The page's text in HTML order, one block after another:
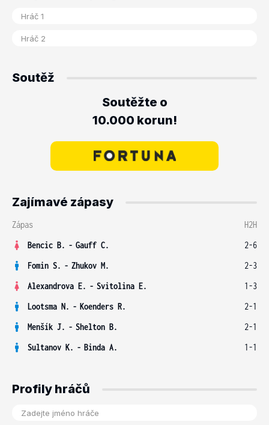
Soutěž
Soutěžte o
10.000 korun!
Zajímavé zápasy
Zápas
H2H
Bencic B. - Gauff C.
2-6
Fomin S. - Zhukov M.
2-3
Alexandrova E. - Svitolina E.
1-3
Lootsma N. - Koenders R.
2-1
Menšík J. - Shelton B.
2-1
Sultanov K. - Binda A. 1-1
Profily hráčů